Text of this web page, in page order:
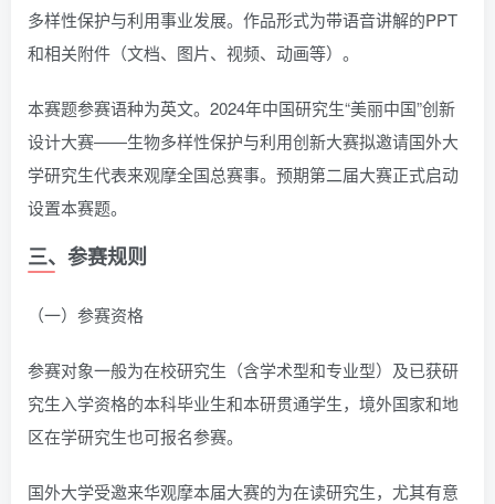
多样性保护与利用事业发展。作品形式为带语音讲解的PPT
和相关附件（文档、图片、视频、动画等）。
本赛题参赛语种为英文。2024年中国研究生“美丽中国”创新
设计大赛——生物多样性保护与利用创新大赛拟邀请国外大
学研究生代表来观摩全国总赛事。预期第二届大赛正式启动
设置本赛题。
三、参赛规则
（一）参赛资格
参赛对象一般为在校研究生（含学术型和专业型）及已获研
究生入学资格的本科毕业生和本研贯通学生，境外国家和地
区在学研究生也可报名参赛。
国外大学受邀来华观摩本届大赛的为在读研究生，尤其有意